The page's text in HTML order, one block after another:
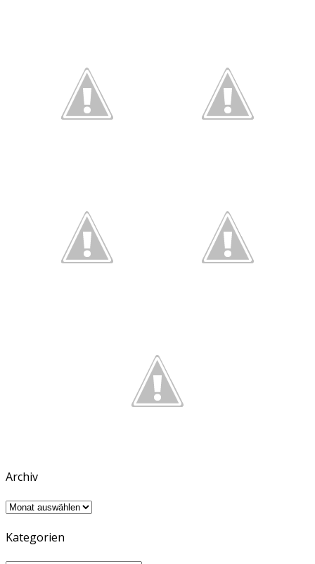
Archiv
Archiv
Kategorien